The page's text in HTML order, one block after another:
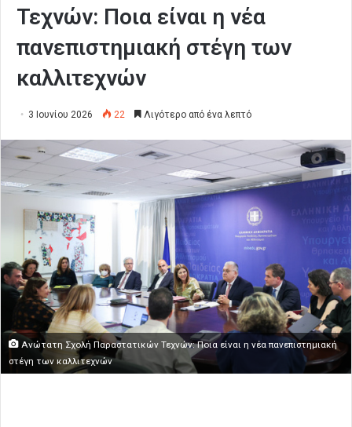
Τεχνών: Ποια είναι η νέα
πανεπιστημιακή στέγη των
καλλιτεχνών
3 Ιουνίου 2026 22 Λιγότερο από ένα λεπτό
Ανώτατη Σχολή Παραστατικών Τεχνών: Ποια είναι η νέα πανεπιστημιακή
στέγη των καλλιτεχνών